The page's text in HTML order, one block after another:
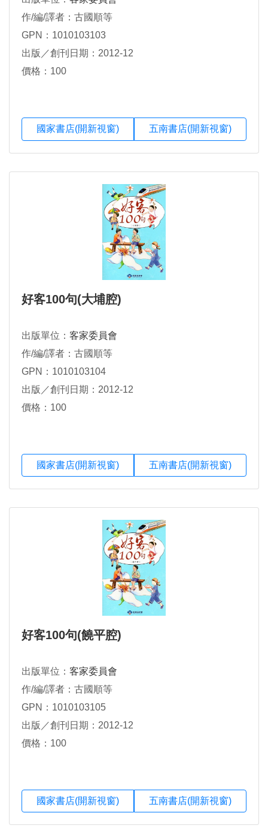
作/編/譯者：古國順等
GPN：1010103103
出版／創刊日期：2012-12
價格：100
國家書店(開新視窗) 五南書店(開新視窗)
好客100句(大埔腔)
出版單位： 客家委員會
作/編/譯者：古國順等
GPN：1010103104
出版／創刊日期：2012-12
價格：100
國家書店(開新視窗) 五南書店(開新視窗)
好客100句(饒平腔)
出版單位： 客家委員會
作/編/譯者：古國順等
GPN：1010103105
出版／創刊日期：2012-12
價格：100
國家書店(開新視窗) 五南書店(開新視窗)